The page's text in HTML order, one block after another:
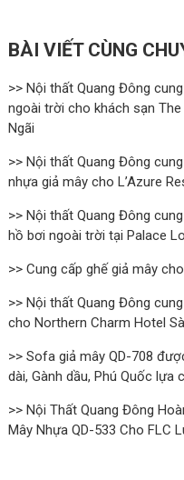
BÀI VIẾT CÙNG
>> Nội thất Quang Đông
ngoài trời cho khách sạn
Ngãi
>> Nội thất Quang Đông
nhựa giả mây cho L’Azure
>> Nội thất Quang Đông
hồ bơi ngoài trời tại Palace
>> Cung cấp ghế giả mây
>> Nội thất Quang Đông
cho Northern Charm Hotel
>> Sofa giả mây QD-708
dài, Gành dầu, Phú Quốc lựa
>> Nội Thất Quang Đông
Mây Nhựa QD-533 Cho FLC